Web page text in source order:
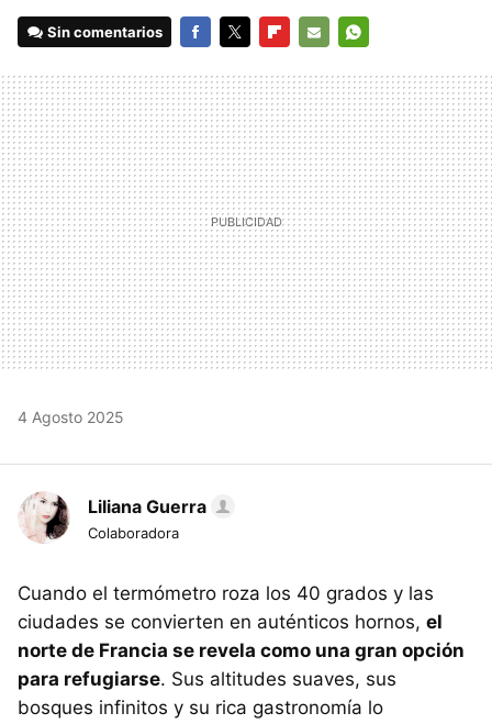
Sin comentarios
MAIL
4 Agosto 2025
Liliana Guerra
Colaboradora
Cuando el termómetro roza los 40 grados y las
ciudades se convierten en auténticos hornos, el
norte de Francia se revela como una gran opción
para refugiarse. Sus altitudes suaves, sus
bosques infinitos y su rica gastronomía lo